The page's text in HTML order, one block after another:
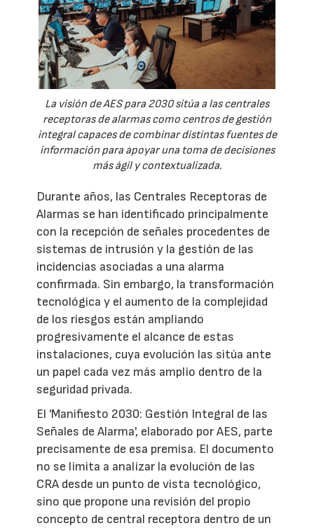
La visión de AES para 2030 sitúa a las centrales
receptoras de alarmas como centros de gestión
integral capaces de combinar distintas fuentes de
información para apoyar una toma de decisiones
más ágil y contextualizada.
Durante años, las Centrales Receptoras de
Alarmas se han identificado principalmente
con la recepción de señales procedentes de
sistemas de intrusión y la gestión de las
incidencias asociadas a una alarma
confirmada. Sin embargo, la transformación
tecnológica y el aumento de la complejidad
de los riesgos están ampliando
progresivamente el alcance de estas
instalaciones, cuya evolución las sitúa ante
un papel cada vez más amplio dentro de la
seguridad privada.
El 'Manifiesto 2030: Gestión Integral de las
Señales de Alarma', elaborado por AES, parte
precisamente de esa premisa. El documento
no se limita a analizar la evolución de las
CRA desde un punto de vista tecnológico,
sino que propone una revisión del propio
concepto de central receptora dentro de un